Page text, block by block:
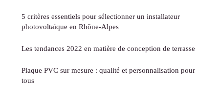
5 critères essentiels pour sélectionner un installateur
photovoltaïque en Rhône-Alpes
Les tendances 2022 en matière de conception de terrasse
Plaque PVC sur mesure : qualité et personnalisation pour
tous